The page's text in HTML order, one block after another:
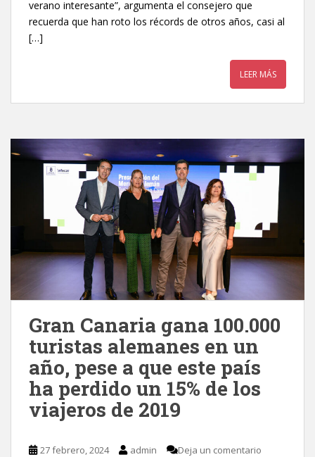
verano interesante”, argumenta el consejero que
recuerda que han roto los récords de otros años, casi al
[…]
LEER MÁS
Gran Canaria gana 100.000
turistas alemanes en un
año, pese a que este país
ha perdido un 15% de los
viajeros de 2019
27 febrero, 2024 admin Deja un comentario